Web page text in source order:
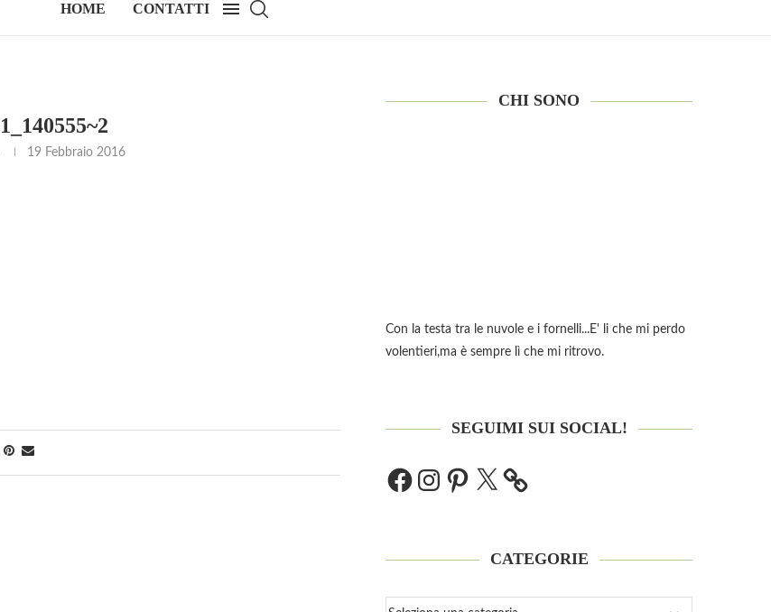
HOME CONTATTI
19 Febbraio 2016
CHI SONO
Con la testa tra le nuvole e i fornelli...E' li che mi perdo
volentieri,ma è sempre lì che mi ritrovo.
SEGUIMI SUI SOCIAL!
CATEGORIE